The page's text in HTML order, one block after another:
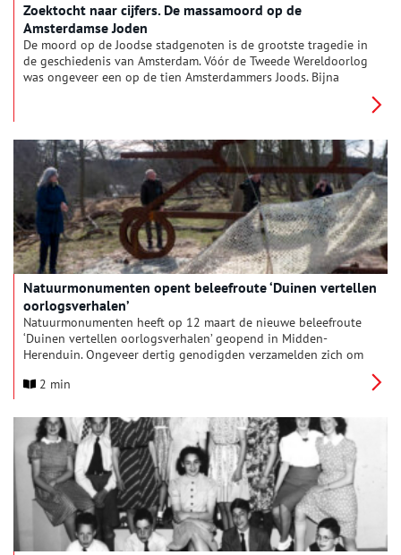
Zoektocht naar cijfers. De massamoord op de
Amsterdamse Joden
De moord op de Joodse stadgenoten is de grootste tragedie in
de geschiedenis van Amsterdam. Vóór de Tweede Wereldoorlog
was ongeveer een op de tien Amsterdammers Joods. Bijna
Natuurmonumenten opent beleefroute ‘Duinen vertellen
oorlogsverhalen’
Natuurmonumenten heeft op 12 maart de nieuwe beleefroute
‘Duinen vertellen oorlogsverhalen’ geopend in Midden-
Herenduin. Ongeveer dertig genodigden verzamelden zich om
Tijdens een korte tocht maakten zij kennis met de nieuwe
vernieuwende manier samenkomen.
2 min